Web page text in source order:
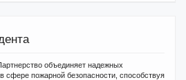
объединяет надежных
сфере пожарной безопасности, способствуя